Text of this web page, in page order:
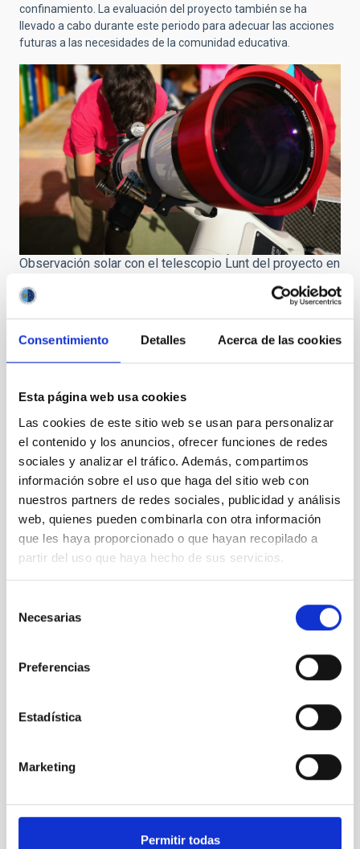
Consentimiento Detalles Acerca de las cookies
Esta página web usa cookies
Las cookies de este sitio web se usan para personalizar
el contenido y los anuncios, ofrecer funciones de redes
sociales y analizar el tráfico. Además, compartimos
información sobre el uso que haga del sitio web con
nuestros partners de redes sociales, publicidad y análisis
web, quienes pueden combinarla con otra información
que les haya proporcionado o que hayan recopilado a
partir del uso que haya hecho de sus servicios.
Necesarias
Preferencias
Estadística
Marketing
Permitir todas
confinamiento. La evaluación del proyecto también se ha
llevado a cabo durante este periodo para adecuar las acciones
futuras a las necesidades de la comunidad educativa.
Observación solar con el telescopio Lunt del proyecto en
Mclean/Enrique Mesa/IAC.
Alfred Rosenberg González, astrofísico divulgador y
responsable del proyecto, añade: “El interés del profesorado
adquirir nuevo material que permitirá pasar de la admiración
planetas, la Luna, el Sol y objetos de cielo profundo como
cúmulos, nebulosas y galaxias”. Esta nueva propuesta permitirá
que la comunidad educativa realice pequeños proyectos
científicos y artísticos, usando el Universo como laboratorio
cósmico para aprender ciencia de forma
práctica y motivadora.
Más información en sitio web y en la página de Facebook del
proyecto:
www.iac.es/cosmolab
Para cualquier consulta puedes escribirnos a:
PRESS RELEASE